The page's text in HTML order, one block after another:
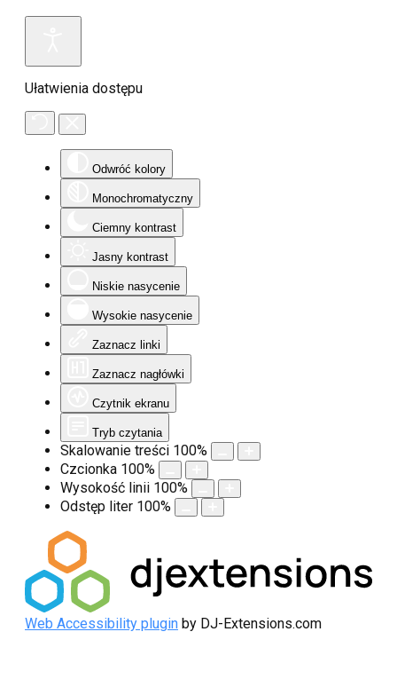
Ułatwienia dostępu
Odwróć kolory
Monochromatyczny
Ciemny kontrast
Jasny kontrast
Niskie nasycenie
Wysokie nasycenie
Zaznacz linki
Zaznacz nagłówki
Czytnik ekranu
Tryb czytania
Skalowanie treści 100%
Czcionka 100%
Wysokość linii 100%
Odstęp liter 100%
Web Accessibility plugin by DJ-Extensions.com